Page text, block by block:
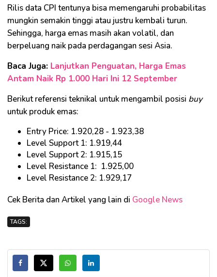
Rilis data CPI tentunya bisa memengaruhi probabilitas
mungkin semakin tinggi atau justru kembali turun.
Sehingga, harga emas masih akan volatil, dan
berpeluang naik pada perdagangan sesi Asia.
Baca Juga: Lanjutkan Penguatan, Harga Emas
Antam Naik Rp 1.000 Hari Ini 12 September
Berikut referensi teknikal untuk mengambil posisi buy
untuk produk emas:
Entry Price: 1.920,28 - 1.923,38
Level Support 1: 1.919,44
Level Support 2: 1.915,15
Level Resistance 1: 1.925,00
Level Resistance 2: 1.929,17
Cek Berita dan Artikel yang lain di Google News
TAGS: